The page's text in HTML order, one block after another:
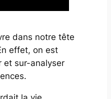
dans notre tête
effet, on est
et sur-analyser